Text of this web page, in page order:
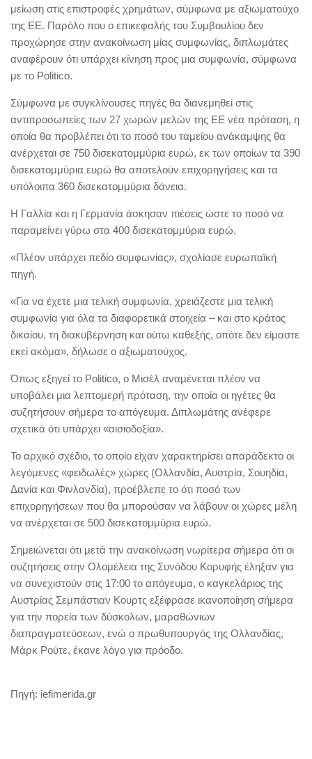
μείωση στις επιστροφές χρημάτων, σύμφωνα με αξιωματούχο
της ΕΕ. Παρόλο που ο επικεφαλής του Συμβουλίου δεν
προχώρησε στην ανακοίνωση μίας συμφωνίας, διπλωμάτες
αναφέρουν ότι υπάρχει κίνηση προς μια συμφωνία, σύμφωνα
με το Politico.
Σύμφωνα με συγκλίνουσες πηγές θα διανεμηθεί στις
αντιπροσωπείες των 27 χωρών μελών της ΕΕ νέα πρόταση, η
οποία θα προβλέπει ότι το ποσό του ταμείου ανάκαμψης θα
ανέρχεται σε 750 δισεκατομμύρια ευρώ, εκ των οποίων τα 390
δισεκατομμύρια ευρώ θα αποτελούν επιχορηγήσεις και τα
υπόλοιπα 360 δισεκατομμύρια δάνεια.
Η Γαλλία και η Γερμανία άσκησαν πιέσεις ώστε το ποσό να
παραμείνει γύρω στα 400 δισεκατομμύρια ευρώ.
«Πλέον υπάρχει πεδίο συμφωνίας», σχολίασε ευρωπαϊκή
πηγή.
«Για να έχετε μια τελική συμφωνία, χρειάζεστε μια τελική
συμφωνία για όλα τα διαφορετικά στοιχεία – και στο κράτος
δικαίου, τη διακυβέρνηση και ούτω καθεξής, οπότε δεν είμαστε
εκεί ακόμα», δήλωσε ο αξιωματούχος.
Όπως εξηγεί το Politico, ο Μισέλ αναμένεται πλέον να
υποβάλει μια λεπτομερή πρόταση, την οποία οι ηγέτες θα
συζητήσουν σήμερα το απόγευμα. Διπλωμάτης ανέφερε
σχετικά ότι υπάρχει «αισιοδοξία».
Το αρχικό σχέδιο, το οποίο είχαν χαρακτηρίσει απαράδεκτο οι
λεγόμενες «φειδωλές» χώρες (Ολλανδία, Αυστρία, Σουηδία,
Δανία και Φινλανδία), προέβλεπε το ότι ποσό των
επιχορηγήσεων που θα μπορούσαν να λάβουν οι χώρες μέλη
να ανέρχεται σε 500 δισεκατομμύρια ευρώ.
Σημειώνεται ότι μετά την ανακοίνωση νωρίτερα σήμερα ότι οι
συζητήσεις στην Ολομέλεια της Συνόδου Κορυφής έληξαν για
να συνεχιστούν στις 17:00 το απόγευμα, ο καγκελάριος της
Αυστρίας Σεμπάστιαν Κουρτς εξέφρασε ικανοποίηση σήμερα
για την πορεία των δύσκολων, μαραθώνιων
διαπραγματεύσεων, ενώ ο πρωθυπουργός της Ολλανδίας,
Μάρκ Ρούτε, έκανε λόγο για πρόοδο.
Πηγή: iefimerida.gr